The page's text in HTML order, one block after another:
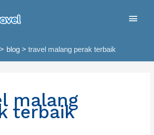
blog travel malang perak terbaik
malang
terbaik